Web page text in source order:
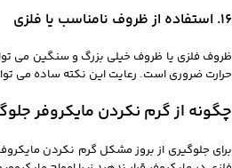
16. استفاده از ظروف نامناسب یا فلزی
ظروف فلزی یا ظروف خیلی بزرگ و سنگین می‌
حرارت ضروری است. رعایت این نکته ساده می‌
چگونه از گرم نکردن مایکروفر
برای جلوگیری از بروز مشکل گرم نکردن